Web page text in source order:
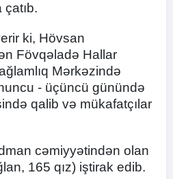
çatıb.
ki, Hövsan
Fövqəladə Hallar
Mərkəzində
- üçüncü günündə
qalib və mükafatçılar
cəmiyyətindən olan
165 qız) iştirak edib.